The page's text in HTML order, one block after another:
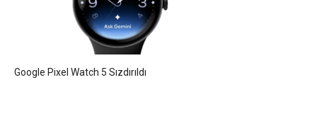
Google Pixel Watch 5 Sızdırıldı